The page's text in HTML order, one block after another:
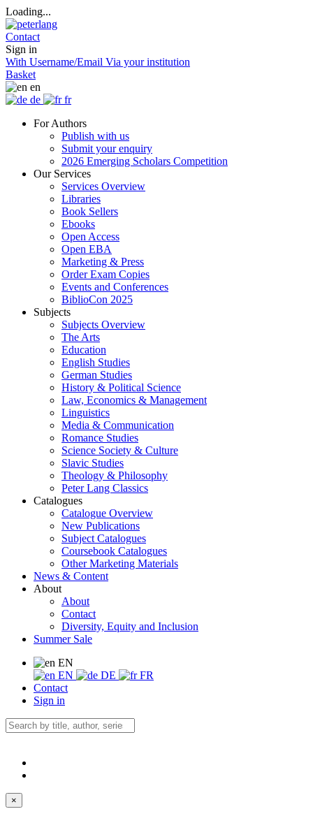
Loading...
Contact
Sign in
With Username/Email Via your institution
Basket
en
de
fr
For Authors
Publish with us
Submit your enquiry
2026 Emerging Scholars Competition
Our Services
Services Overview
Libraries
Book Sellers
Ebooks
Open Access
Open EBA
Marketing & Press
Order Exam Copies
Events and Conferences
BiblioCon 2025
Subjects
Subjects Overview
The Arts
Education
English Studies
German Studies
History & Political Science
Law, Economics & Management
Linguistics
Media & Communication
Romance Studies
Science Society & Culture
Slavic Studies
Theology & Philosophy
Peter Lang Classics
Catalogues
Catalogue Overview
New Publications
Subject Catalogues
Coursebook Catalogues
Other Marketing Materials
News & Content
About
About
Contact
Diversity, Equity and Inclusion
Summer Sale
EN
EN
DE
FR
Contact
Sign in
×